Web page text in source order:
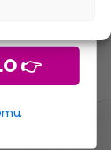
👉